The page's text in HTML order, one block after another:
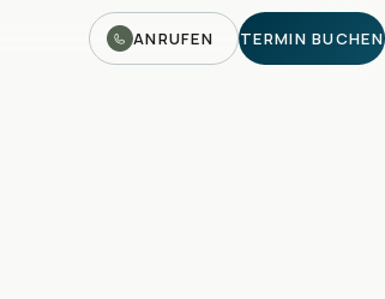
ANRUFEN TERMIN BUCHEN